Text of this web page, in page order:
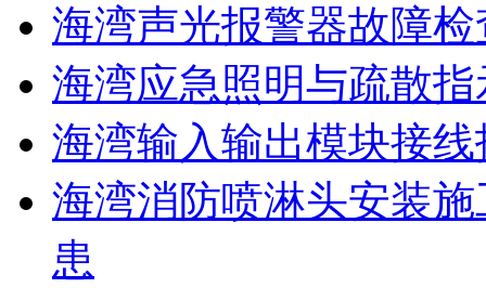
海湾声光报警器故障
海湾应急照明与疏散
海湾输入输出模块接
海湾消防喷淋头安装
患